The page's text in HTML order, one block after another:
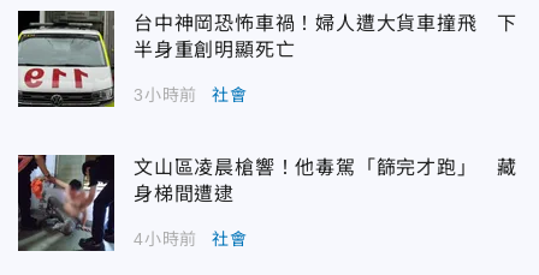
台中神岡恐怖車禍！婦人遭大貨車撞飛 下
半身重創明顯死亡
3小時前 社會
文山區凌晨槍響！他毒駕「篩完才跑」 藏
身梯間遭逮
4小時前 社會